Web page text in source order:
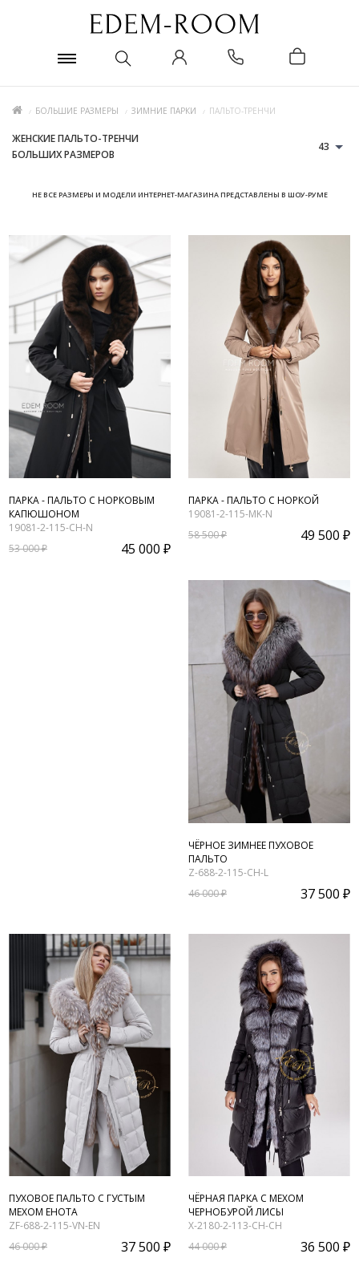
БОЛЬШИЕ РАЗМЕРЫ ЗИМНИЕ ПАРКИ ПАЛЬТО-ТРЕНЧИ
ЖЕНСКИЕ ПАЛЬТО-ТРЕНЧИ
БОЛЬШИХ РАЗМЕРОВ
НЕ ВСЕ РАЗМЕРЫ И МОДЕЛИ ИНТЕРНЕТ-МАГАЗИНА ПРЕДСТАВЛЕНЫ В ШОУ-РУМЕ
43
ПАРКА - ПАЛЬТО С НОРКОВЫМ
КАПЮШОНОМ
19081-2-115-CH-N
53 000 ₽
45 000 ₽
ПАРКА - ПАЛЬТО С НОРКОЙ
19081-2-115-MK-N
58 500 ₽
49 500 ₽
ЧЁРНОЕ ЗИМНЕЕ ПУХОВОЕ
ПАЛЬТО
Z-688-2-115-CH-L
46 000 ₽
37 500 ₽
ПУХОВОЕ ПАЛЬТО С ГУСТЫМ
МЕХОМ ЕНОТА
ZF-688-2-115-VN-EN
46 000 ₽
37 500 ₽
ЧЁРНАЯ ПАРКА С МЕХОМ
ЧЕРНОБУРОЙ ЛИСЫ
X-2180-2-113-CH-CH
44 000 ₽
36 500 ₽